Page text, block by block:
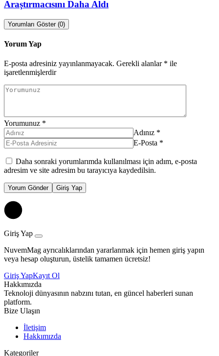
Araştırmacısını Daha Aldı
Yorumları Göster (0)
Yorum Yap
E-posta adresiniz yayınlanmayacak. Gerekli alanlar * ile
işaretlenmişlerdir
Yorumunuz *
Adınız *
E-Posta *
Daha sonraki yorumlarımda kullanılması için adım, e-posta
adresim ve site adresim bu tarayıcıya kaydedilsin.
Yorum Gönder Giriş Yap
Giriş Yap
NuvemMag ayrıcalıklarından yararlanmak için hemen giriş yapın
veya hesap oluşturun, üstelik tamamen ücretsiz!
Giriş YapKayıt Ol
Hakkımızda
Teknoloji dünyasının nabzını tutan, en güncel haberleri sunan
platform.
Bize Ulaşın
İletişim
Hakkımızda
Kategoriler